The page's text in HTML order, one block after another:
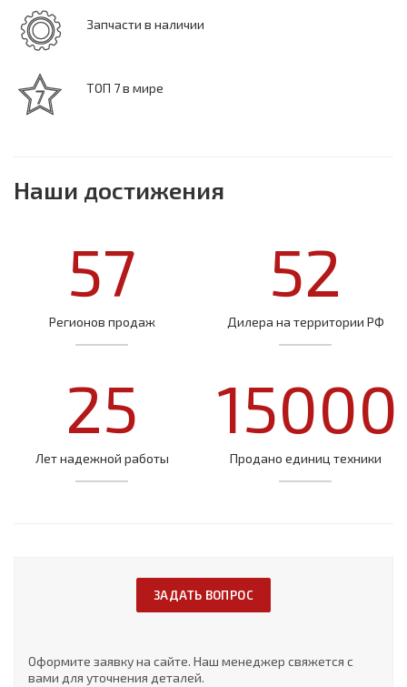
Запчасти в наличии
ТОП 7 в мире
Наши достижения
57
Регионов продаж
52
Дилера на территории РФ
25
Лет надежной работы
15000
Продано единиц техники
ЗАДАТЬ ВОПРОС
Оформите заявку на сайте. Наш менеджер свяжется с
вами для уточнения деталей.